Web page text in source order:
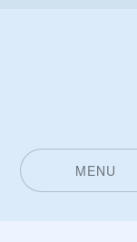
MENU